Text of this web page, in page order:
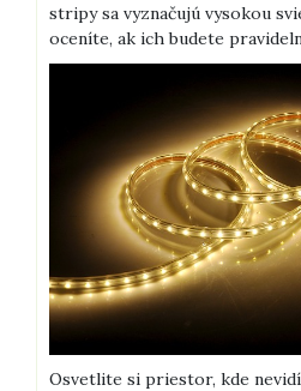
stripy sa vyznačujú vysokou
oceníte, ak ich budete
Osvetlite si priestor, kde